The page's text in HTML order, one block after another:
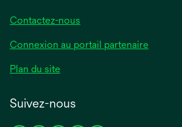
Contactez-nous
Connexion au portail partenaire
Plan du site
Suivez-nous